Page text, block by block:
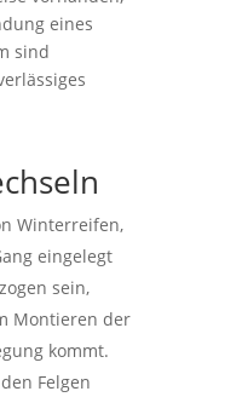
eines
sind
Winterreifen,
eingelegt
sein,
Montieren der
kommt.
Felgen